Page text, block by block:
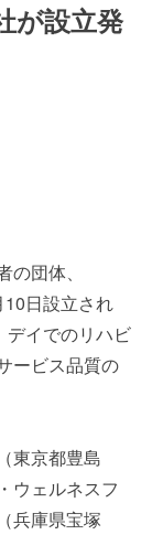
が設立発
団体、
10日設立され
デイでのリハビ
ービス品質の
東京都豊島
ウェルネスフ
兵庫県宝塚